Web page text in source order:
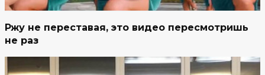
Ржу не переставая, это видео пересмотришь
не раз